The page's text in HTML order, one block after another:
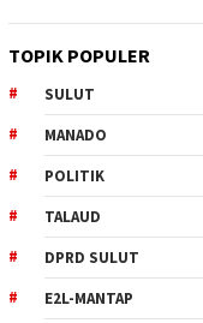
TOPIK POPULER
SULUT
MANADO
POLITIK
TALAUD
DPRD SULUT
E2L-MANTAP